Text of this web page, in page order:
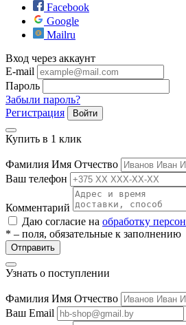
Facebook
Google
Mailru
Вход через аккаунт
E-mail
Пароль
Забыли пароль?
Регистрация
Войти
Купить в 1 клик
Фамилия Имя Отчество
Ваш телефон
Комментарий
Даю согласие на обработку
* – поля, обязательные к заполнению
Отправить
Узнать о поступлении
Фамилия Имя Отчество
Ваш Email